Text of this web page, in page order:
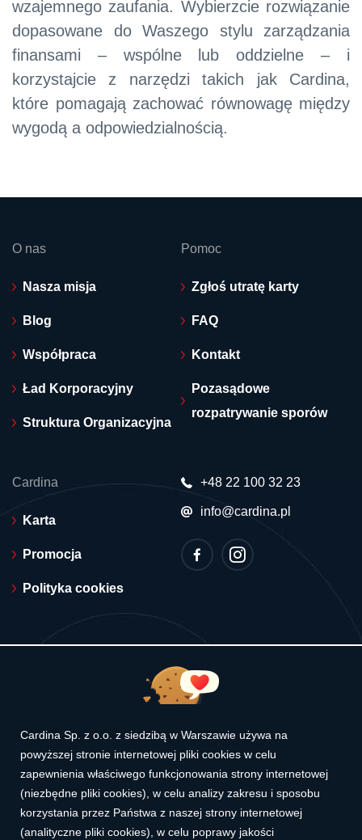
wzajemnego zaufania. Wybierzcie rozwiązanie
dopasowane do Waszego stylu zarządzania
finansami – wspólne lub oddzielne – i
korzystajcie z narzędzi takich jak Cardina,
które pomagają zachować równowagę między
wygodą a odpowiedzialnością.
O nas
Nasza misja
Blog
Współpraca
Ład Korporacyjny
Struktura Organizacyjna
Pomoc
Zgłoś utratę karty
FAQ
Kontakt
Pozasądowe
rozpatrywanie sporów
Cardina
Karta
Promocja
Polityka cookies
+48 22 100 32 23
info@cardina.pl
Reprezentatywny przykład dla Karty Kredytowej Cardina (limitu
kredytowego udzielonego na podstawie Umowy o Kartę):
Rzeczywista roczna stopa oprocentowania 90,51%. (RRSO) przy
Cardina Sp. z o.o. z siedzibą w Warszawie używa na
powyższej stronie internetowej pliki cookies w celu
zapewnienia właściwego funkcjonowania strony internetowej
(niezbędne pliki cookies), w celu analizy zakresu i sposobu
korzystania przez Państwa z naszej strony internetowej
(analityczne pliki cookies), w celu poprawy jakości